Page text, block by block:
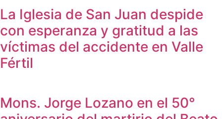
La Iglesia de San Juan despide
con esperanza y gratitud a las
víctimas del accidente en Valle
Fértil
Mons. Jorge Lozano en el 50°